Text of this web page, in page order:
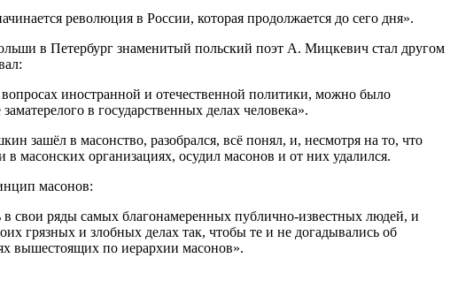
революция в России, которая продолжается до сего дня».
в Петербург знаменитый польский поэт А. Мицкевич стал другом
иностранной и отечественной политики, можно было
в государственных делах человека».
зашёл в масонство, разобрался, всё понял, и, несмотря на то, что
в масонских организациях, осудил масонов и от них удалился.
масонов:
в свои ряды самых благонамеренных публично-известных людей, и
грязных и злобных делах так, чтобы те и не догадывались об
вышестоящих по иерархии масонов».